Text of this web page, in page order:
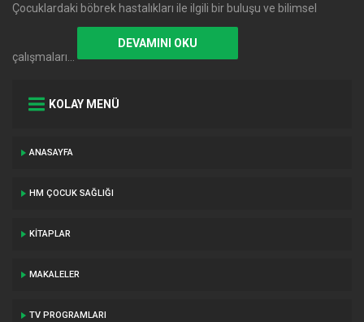
Çocuklardaki böbrek hastalıkları ile ilgili bir buluşu ve bilimsel
çalışmaları…
DEVAMINI OKU
KOLAY MENÜ
ANASAYFA
HM ÇOCUK SAĞLIĞI
KITAPLAR
MAKALELER
TV PROGRAMLARI